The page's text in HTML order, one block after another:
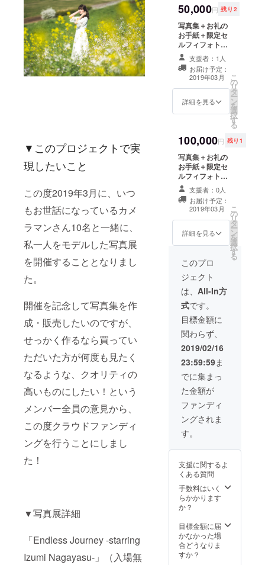
▼このプロジェクトで実
現したいこと
この度2019年3月に、いつ
もお世話になっているカメ
ラマンさん10名と一緒に、
私一人をモデルした写真展
を開催することとなりまし
た。
開催を記念して写真集を作
成・販売したいのですが、
せっかく作るなら買ってい
ただいた方が何度も見たく
なるような、クオリティの
高いものにしたい！という
メンバー全員の意見から、
この度クラウドファンディ
ングを行うことにしまし
た！
▼写真展詳細
「Endless Journey -starring
Izumi Nagayasu-」（入場無
とした内容で
す。（撮影初心
者でも構いませ
ん） ※スマート
フォンでの撮
影、動画撮影は
禁止です。 ※現
地集合・現地解
散でお願いしま
含まれているの
はモデル撮影
ラマン様ご自身
の現地までの交
通費はご負担を
お願いします。
※衣装はこちらの
用意する私服の
みとさせていた
だきます。（大
まかな相談は
50,000円 残り2
写真集＋お礼の
お手紙＋限定セ
ルフィフォト
セット5枚組(お
まけ付き)＋舞浜
エリアor大阪ベ
イエリア撮影権
(6時間) ※撮影
は、ポートレー
も構いません）
※スマートフォン
での撮影、動画
撮影は禁止で
す。 ※現地集
合・現地解散で
お願いします。
※こちらに含まれ
ているのはモデ
ルの交通費（在
来線のみ）で
様ご自身の現地
までの交通費、
休憩時間にかか
る飲食費2名(カ
メラマン様、モ
デル)分、 大阪の
場合の東京駅か
ら新大阪駅まで
の新幹線代、そ
の他入場料など
はご負担をお願
いします。 ※適
宜休憩をとって
いただきますよ
うよろしくお願
いします。 ※衣
装はこちらの用
意する私服のみ
とさせていただ
かな相談は可）
支援者：1人
お届け予定：
2019年03月
詳細を見る
こ
の
リ
タ
ー
ン
を
選
択
す
る
100,000円 残り1
写真集＋お礼の
お手紙＋限定セ
ルフィフォト
セット5枚組（お
まけ付き）＋国
内リクエスト撮
影権(最大8時間)
※リクエスト撮影
は、ポートレー
（撮影初心者で
も構いません）
※スマートフォン
での撮影、動画
撮影は禁止で
す。 ※撮影場所
は東京駅を起点
に片道¥15,000
以内で行ける場
所、日帰りが可
す。（場所によ
り撮影可能最大
時間が前後する
可能性がありま
す。） ※現地集
合・現地解散で
お願いします。
※こちらに含まれ
ているのはモデ
ル撮影料・モデ
ルの交通費で
す。 カメラマン
様ご自身の現地
までの交通費、
休憩時間にかか
る飲食費2名(カ
デル)分、 入場料
等はご負担をお
願いします。 ※
永安いずみを初
支援者：0人
お届け予定：
2019年03月
詳細を見る
こ
の
リ
タ
ー
ン
を
選
択
す
る
このプロ
ジェクト
は、 All-In方
式です。
目標金額に
関わらず、
2019/02/16
23:59:59ま
でに集まっ
た金額が
ファンディ
ングされま
す。
支援に関するよ
くある質問
手数料はいく
らかかります
か？
目標金額に届
かなかった場
合どうなりま
すか？